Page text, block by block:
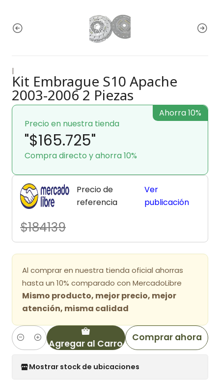
|
Kit Embrague S10 Apache
2003-2006 2 Piezas
Precio en nuestra tienda
"$165.725"
Compra directo y ahorra 10%
Ahorra 10%
Precio de
referencia
$184139
Ver
publicación
Al comprar en nuestra tienda oficial ahorras
hasta un 10% comparado con MercadoLibre
Mismo producto, mejor precio, mejor
atención, misma calidad
Cantidad Agregar al Carro
Comprar ahora
Mostrar stock de ubicaciones